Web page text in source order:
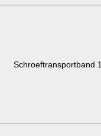
Schroeftransportband 1